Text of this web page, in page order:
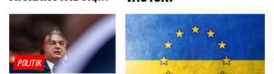
FELSZÓLÍTJUK
MAGYAR PÉTERT,
HOGY NE IS
LEGYEN!
POLITIK